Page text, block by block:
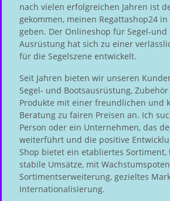
nach vielen erfolgreichen Jahren ist
gekommen, meinen Regattashop24
geben. Der Onlineshop für Segel-und
Ausrüstung hat sich zu einer
für die Segelszene entwickelt.
Seit Jahren bieten wir unseren
Segel- und Bootsausrüstung,
Produkte mit einer freundlichen und
Beratung zu fairen Preisen an. Ich
Person oder ein Unternehmen, das
weiterführt und die positive
Shop bietet ein etabliertes
stabile Umsätze, mit
Sortimentserweiterung, gezieltes
Internationalisierung.